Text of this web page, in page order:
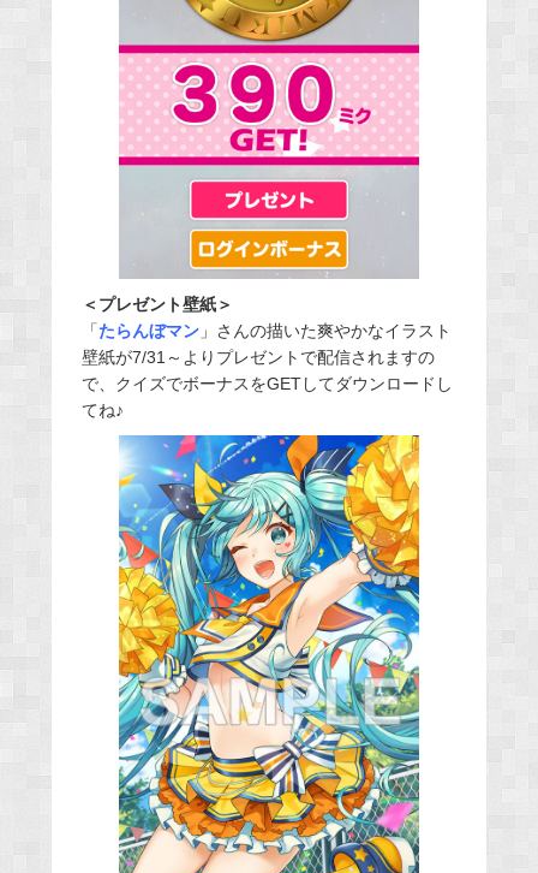
＜プレゼント壁紙＞
「たらんぼマン」さんの描いた爽やかなイラスト
壁紙が7/31～よりプレゼントで配信されますの
で、クイズでボーナスをGETしてダウンロードし
てね♪